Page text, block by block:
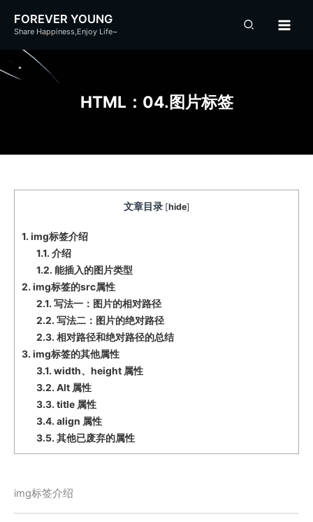
FOREVER YOUNG
Share Happiness,Enjoy Life~
HTML：04.图片标签
文章目录 [hide]
1. img标签介绍
1.1. 介绍
1.2. 能插入的图片类型
2. img标签的src属性
2.1. 写法一：图片的相对路径
2.2. 写法二：图片的绝对路径
2.3. 相对路径和绝对路径的总结
3. img标签的其他属性
3.1. width、height 属性
3.2. Alt 属性
3.3. title 属性
3.4. align 属性
3.5. 其他已废弃的属性
img标签介绍